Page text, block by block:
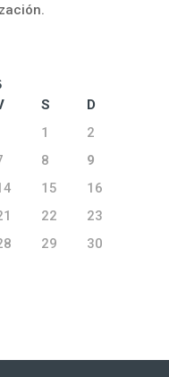
S
D
1
2
8
9
15
16
22
23
29
30